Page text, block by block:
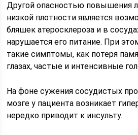
Другой опасностью повышения
низкой плотности является
бляшек атеросклероза и в
нарушается его питание. При
такие симптомы, как потеря
глазах, частые и интенсивные
На фоне сужения сосудистых
мозге у пациента возникает
нередко приводит к инсульту.